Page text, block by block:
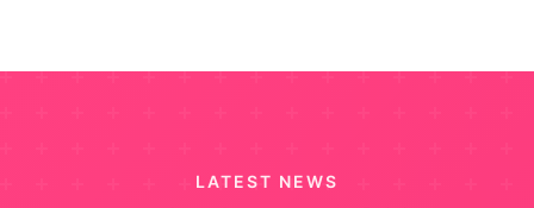
LATEST NEWS